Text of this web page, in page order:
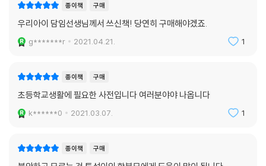
종이책 구매
우리아이 담임선생님께서 쓰신책! 당연히 구매해야겠죠.
g*******r 2021.04.21. 1
종이책 구매
초등학교생활에 필요한 사전입니다 여러분야야 나옵니다
k******0 2021.03.07. 1
종이책 구매